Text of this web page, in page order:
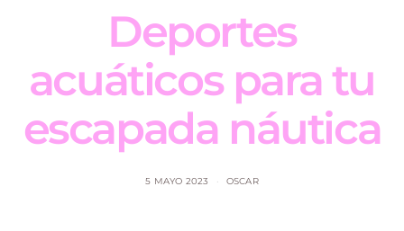
Deportes
acuáticos para tu
escapada náutica
5 MAYO 2023 OSCAR